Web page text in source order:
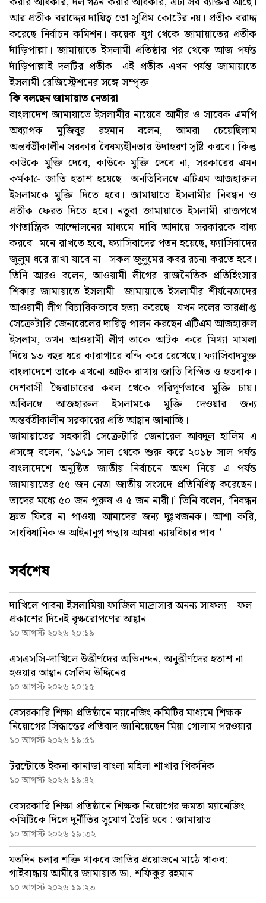
আর প্রতীক বরাদ্দের দায়িত্ব তো সুপ্রিম কোর্টের নয়। প্রতীক বরাদ্দ
করেছে নির্বাচন কমিশন। কয়েক যুগ থেকে জামায়াতের প্রতীক
দাঁড়িপাল্লা। জামায়াতে ইসলামী প্রতিষ্ঠার পর থেকে আজ পর্যন্ত
দাঁড়িপাল্লাই দলটির প্রতীক। এই প্রতীক এখন পর্যন্ত জামায়াতে
ইসলামী রেজিস্ট্রেশনের সঙ্গে সম্পৃক্ত।
কি বলছেন জামায়াত নেতারা
বাংলাদেশ জামায়াতে ইসলামীর নায়েবে আমীর ও সাবেক এমপি
অধ্যাপক মুজিবুর রহমান বলেন, আমরা চেয়েছিলাম
অন্তর্বর্তীকালীন সরকার বৈষম্যহীনতার উদাহরণ সৃষ্টি করবে। কিন্তু
কাউকে মুক্তি দেবে, কাউকে মুক্তি দেবে না, সরকারের এমন
কর্মকা-ে জাতি হতাশ হয়েছে। অনতিবিলম্বে এটিএম আজহারুল
ইসলামকে মুক্তি দিতে হবে। জামায়াতে ইসলামীর নিবন্ধন ও
প্রতীক ফেরত দিতে হবে। নতুবা জামায়াতে ইসলামী রাজপথে
গণতান্ত্রিক আন্দোলনের মাধ্যমে দাবি আদায়ে সরকারকে বাধ্য
করবে। মনে রাখতে হবে, ফ্যাসিবাদের পতন হয়েছে, ফ্যাসিবাদের
জুলুম ধরে রাখা যাবে না। সকল জুলুমের কবর রচনা করতে হবে।
তিনি আরও বলেন, আওয়ামী লীগের রাজনৈতিক প্রতিহিংসার
শিকার জামায়াতে ইসলামী। জামায়াতে ইসলামীর শীর্ষনেতাদের
আওয়ামী লীগ বিচারিকভাবে হত্যা করেছে। যখন দলের ভারপ্রাপ্ত
সেক্রেটারি জেনারেলের দায়িত্ব পালন করছেন এটিএম আজহারুল
ইসলাম, তখন আওয়ামী লীগ তাকে আটক করে মিথ্যা মামলা
দিয়ে ১৩ বছর ধরে কারাগারে বন্দি করে রেখেছে। ফ্যাসিবাদমুক্ত
বাংলাদেশে তাকে এখনো আটক রাখায় জাতি বিস্মিত ও হতবাক।
দেশবাসী স্বৈরাচারের কবল থেকে পরিপূর্ণভাবে মুক্তি চায়।
অবিলম্বে আজহারুল ইসলামকে মুক্তি দেওয়ার জন্য
অন্তর্বর্তীকালীন সরকারের প্রতি আহ্বান জানাচ্ছি।
জামায়াতের সহকারী সেক্রেটারি জেনারেল আবদুল হালিম এ
প্রসঙ্গে বলেন, ‘১৯৭৯ সাল থেকে শুরু করে ২০১৮ সাল পর্যন্ত
বাংলাদেশে অনুষ্ঠিত জাতীয় নির্বাচনে অংশ নিয়ে এ পর্যন্ত
জামায়াতের ৫৫ জন নেতা জাতীয় সংসদে প্রতিনিধিত্ব করেছেন।
তাদের মধ্যে ৫০ জন পুরুষ ও ৫ জন নারী।’ তিনি বলেন, ‘নিবন্ধন
দ্রুত ফিরে না পাওয়া আমাদের জন্য দুঃখজনক। আশা করি,
সাংবিধানিক ও আইনানুগ পন্থায় আমরা ন্যায়বিচার পাব।’
সর্বশেষ
দাখিলে পাবনা ইসলামিয়া ফাজিল মাদ্রাসার অনন্য সাফল্য—ফল
প্রকাশের দিনেই বৃক্ষরোপণের আহ্বান
১০ আগস্ট ২০২৬ ২০:১৯
এসএসসি-দাখিলে উত্তীর্ণদের অভিনন্দন, অনুত্তীর্ণদের হতাশ না
হওয়ার আহ্বান সেলিম উদ্দিনের
১০ আগস্ট ২০২৬ ২০:১৫
বেসরকারি শিক্ষা প্রতিষ্ঠানে ম্যানেজিং কমিটির মাধ্যমে শিক্ষক
নিয়োগের সিদ্ধান্তের প্রতিবাদ জানিয়েছেন মিয়া গোলাম পরওয়ার
১০ আগস্ট ২০২৬ ১৯:৫১
টরন্টোতে ইকনা কানাডা বাংলা মহিলা শাখার পিকনিক
১০ আগস্ট ২০২৬ ১৯:৪২
বেসরকারি শিক্ষা প্রতিষ্ঠানে শিক্ষক নিয়োগের ক্ষমতা ম্যানেজিং
কমিটিকে দিলে দুর্নীতির সুযোগ তৈরি হবে : জামায়াত
১০ আগস্ট ২০২৬ ১৯:৩২
যতদিন চলার শক্তি থাকবে জাতির প্রয়োজনে মাঠে থাকব:
গাইবান্ধায় আমীরে জামায়াত ডা. শফিকুর রহমান
১০ আগস্ট ২০২৬ ১৯:২৩